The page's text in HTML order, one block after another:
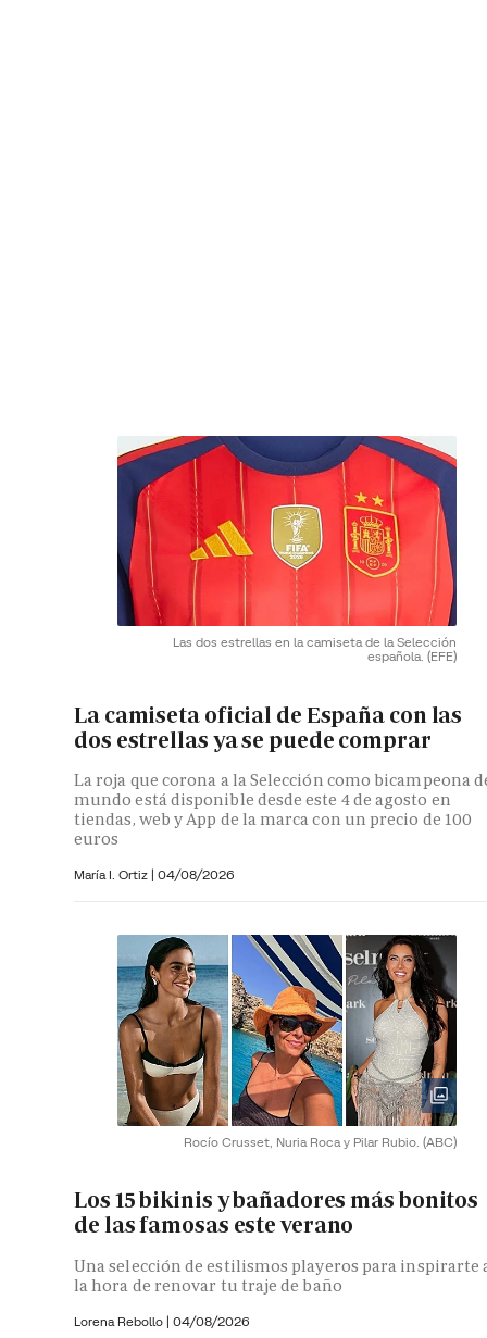
Las dos estrellas en la camiseta de la Selección
española. (EFE)
La camiseta oficial de España con las
dos estrellas ya se puede comprar
La roja que corona a la Selección como bicampeona
mundo está disponible desde este 4 de agosto en
tiendas, web y App de la marca con un precio de 100
euros
María I. Ortiz | 04/08/2026
Rocío Crusset, Nuria Roca y Pilar Rubio. (ABC)
Los 15 bikinis y bañadores más bonitos
de las famosas este verano
Una selección de estilismos playeros para inspirarte
la hora de renovar tu traje de baño
Lorena Rebollo | 04/08/2026